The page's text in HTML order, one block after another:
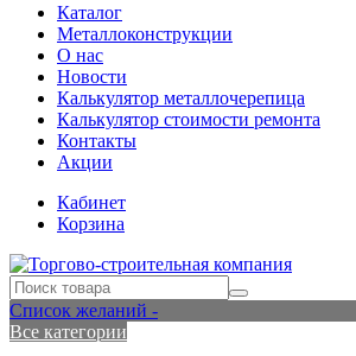
Каталог
Металлоконструкции
О нас
Новости
Калькулятор металлочерепица
Калькулятор стоимости ремонта
Контакты
Акции
Кабинет
Корзина
Список желаний -
Все категории